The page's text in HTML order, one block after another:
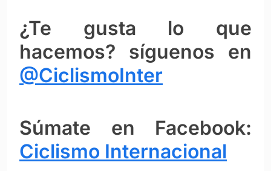
¿Te gusta lo que
hacemos? síguenos en
@CiclismoInter
Súmate en Facebook:
Ciclismo Internacional